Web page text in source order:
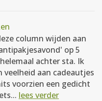
column wijden aan
op 5
achter sta. Ik
veelheid aan cadeautjes
voorzien een gedicht
lees verder